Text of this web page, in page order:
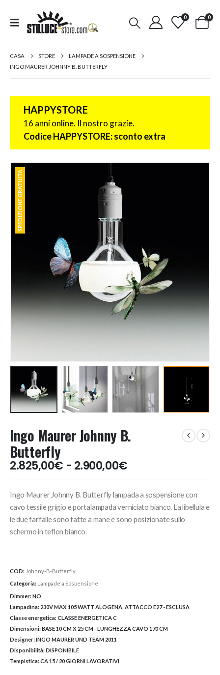
0 0
CASA STORE
LAMPADE A SOSPENSIONE
INGO MAURER JOHNNY B. BUTTERFLY
HAPPYSTORE
16 anni online. Il nostro grazie.
Codice HAPPYSTORE: sconto extra
SPEDIZIONE GRATUITA
SPEDIZIONE GRATUITA
Ingo Maurer Johnny B.
Butterfly
2.825,00€ - 2.900,00€Fascia
di
da
2.825,00€
a
Ingo Maurer Johnny B. Butterfly lampada a sospensione con
cavo tessile grigio e portalampada verniciato bianco. La libellula e
le due farfalle sono fatte a mane e sono posizionate sullo
schermo in teflon bianco.
COD: Johnny-B-Butterfly
Categoria: Lampade a Sospensione
Dimmer:NO
Lampadina: 230V MAX 105 WATT ALOGENA, ATTACCO E27 - ESCLUSA
Classe energetica:CLASSE ENERGETICA C
Dimensioni:BASE 10 CM X 25 CM - LUNGHEZZA CAVO 170 CM
Designer:INGO MAURER UND TEAM 2011
Disponibilità:DISPONIBILE
Tempistica:CA 15 / 20 GIORNI LAVORATIVI